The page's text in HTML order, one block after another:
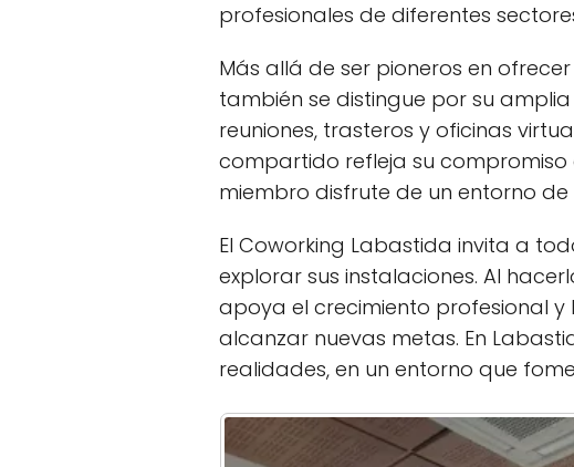
profesionales de diferentes
Más allá de ser pioneros en
también se distingue por su
reuniones, trasteros y oficinas
compartido refleja su
miembro disfrute de un entorno
El Coworking Labastida invita a
explorar sus instalaciones. Al
apoya el crecimiento profesional
alcanzar nuevas metas. En
realidades, en un entorno que